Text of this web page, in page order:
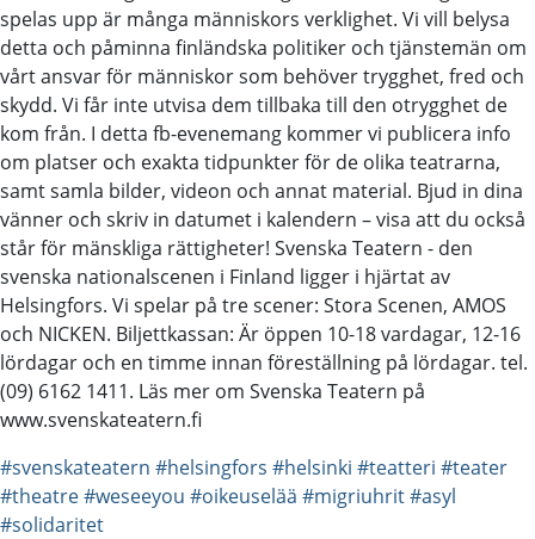
spelas upp är många människors verklighet. Vi vill belysa
detta och påminna finländska politiker och tjänstemän om
vårt ansvar för människor som behöver trygghet, fred och
skydd. Vi får inte utvisa dem tillbaka till den otrygghet de
kom från. I detta fb-evenemang kommer vi publicera info
om platser och exakta tidpunkter för de olika teatrarna,
samt samla bilder, videon och annat material. Bjud in dina
vänner och skriv in datumet i kalendern – visa att du också
står för mänskliga rättigheter! Svenska Teatern - den
svenska nationalscenen i Finland ligger i hjärtat av
Helsingfors. Vi spelar på tre scener: Stora Scenen, AMOS
och NICKEN. Biljettkassan: Är öppen 10-18 vardagar, 12-16
lördagar och en timme innan föreställning på lördagar. tel.
(09) 6162 1411. Läs mer om Svenska Teatern på
www.svenskateatern.fi
#svenskateatern #helsingfors #helsinki #teatteri #teater
#theatre#weseeyou #oikeuselää #migriuhrit#asyl
#solidaritet